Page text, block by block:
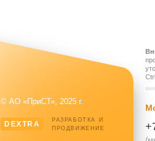
© АО «ПриСТ», 2025 г.
DEXTRA
РАЗРАБОТКА И
ПРОДВИЖЕНИЕ